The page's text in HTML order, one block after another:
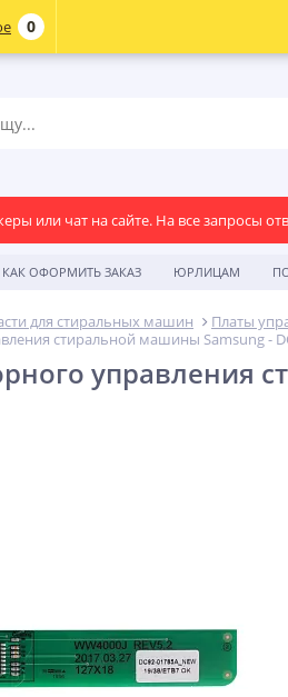
или чат на сайте. На все запросы
КАК ОФОРМИТЬ ЗАКАЗ ЮРЛИЦАМ
для стиральных машин
Платы
стиральной машины Samsung -
управления
0